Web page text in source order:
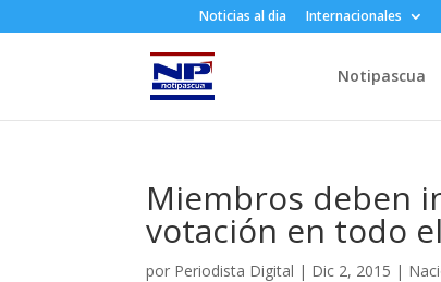
Noticias al dia Internacionales
Notipascua
Miembros deben
votación en todo
por Periodista Digital | Dic 2, 2015 |